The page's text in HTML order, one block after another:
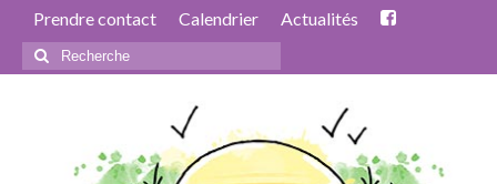
Prendre contact Calendrier Actualités
Rechercher
: